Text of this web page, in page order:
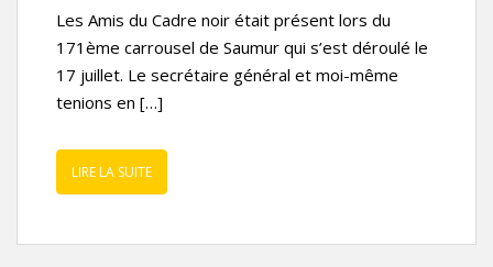
Les Amis du Cadre noir était présent lors du
171ème carrousel de Saumur qui s’est déroulé le
17 juillet. Le secrétaire général et moi-même
tenions en […]
LIRE LA SUITE